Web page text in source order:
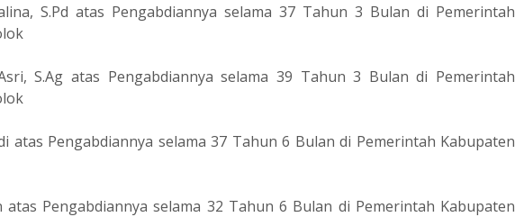
S.Pd atas Pengabdiannya selama 37 Tahun 3 Bulan di Pemerintah
S.Ag atas Pengabdiannya selama 39 Tahun 3 Bulan di Pemerintah
atas Pengabdiannya selama 37 Tahun 6 Bulan di Pemerintah Kabupaten
Pengabdiannya selama 32 Tahun 6 Bulan di Pemerintah Kabupaten